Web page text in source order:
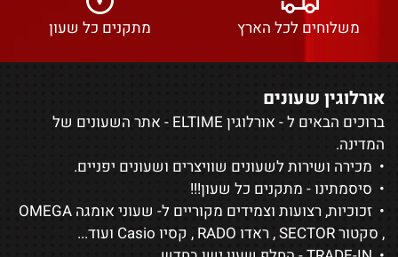
משלוחים לכל הארץ מתקנים כל שעון
אורלוגין שעונים
ברוכים הבאים ל - אורלוגין ELTIME - אתר השעונים של
המדינה.
• מכירה ושירות לשעונים שוויצרים ושעונים יפניים.
• סיסמתינו - מתקנים כל שעון!!!
• זכוכיות, רצועות וצמידים מקוריים ל- שעוני אומגה OMEGA
, סקטור SECTOR , ראדו RADO , קסיו Casio
ועוד...